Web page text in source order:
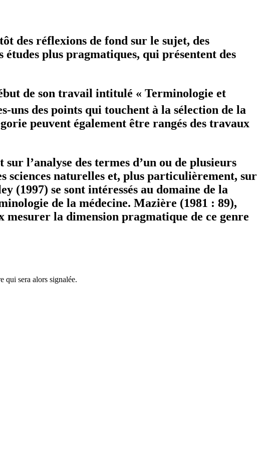
des réflexions de fond sur le sujet, des
études plus pragmatiques, qui présentent des
de son travail intitulé « Terminologie et
uns des points qui touchent à la sélection de la
peuvent également être rangés des travaux
l’analyse des termes d’un ou de plusieurs
sciences naturelles et, plus particulièrement, sur
(1997) se sont intéressés au domaine de la
de la médecine. Mazière (1981 : 89),
mesurer la dimension pragmatique de ce genre
qui sera alors signalée.